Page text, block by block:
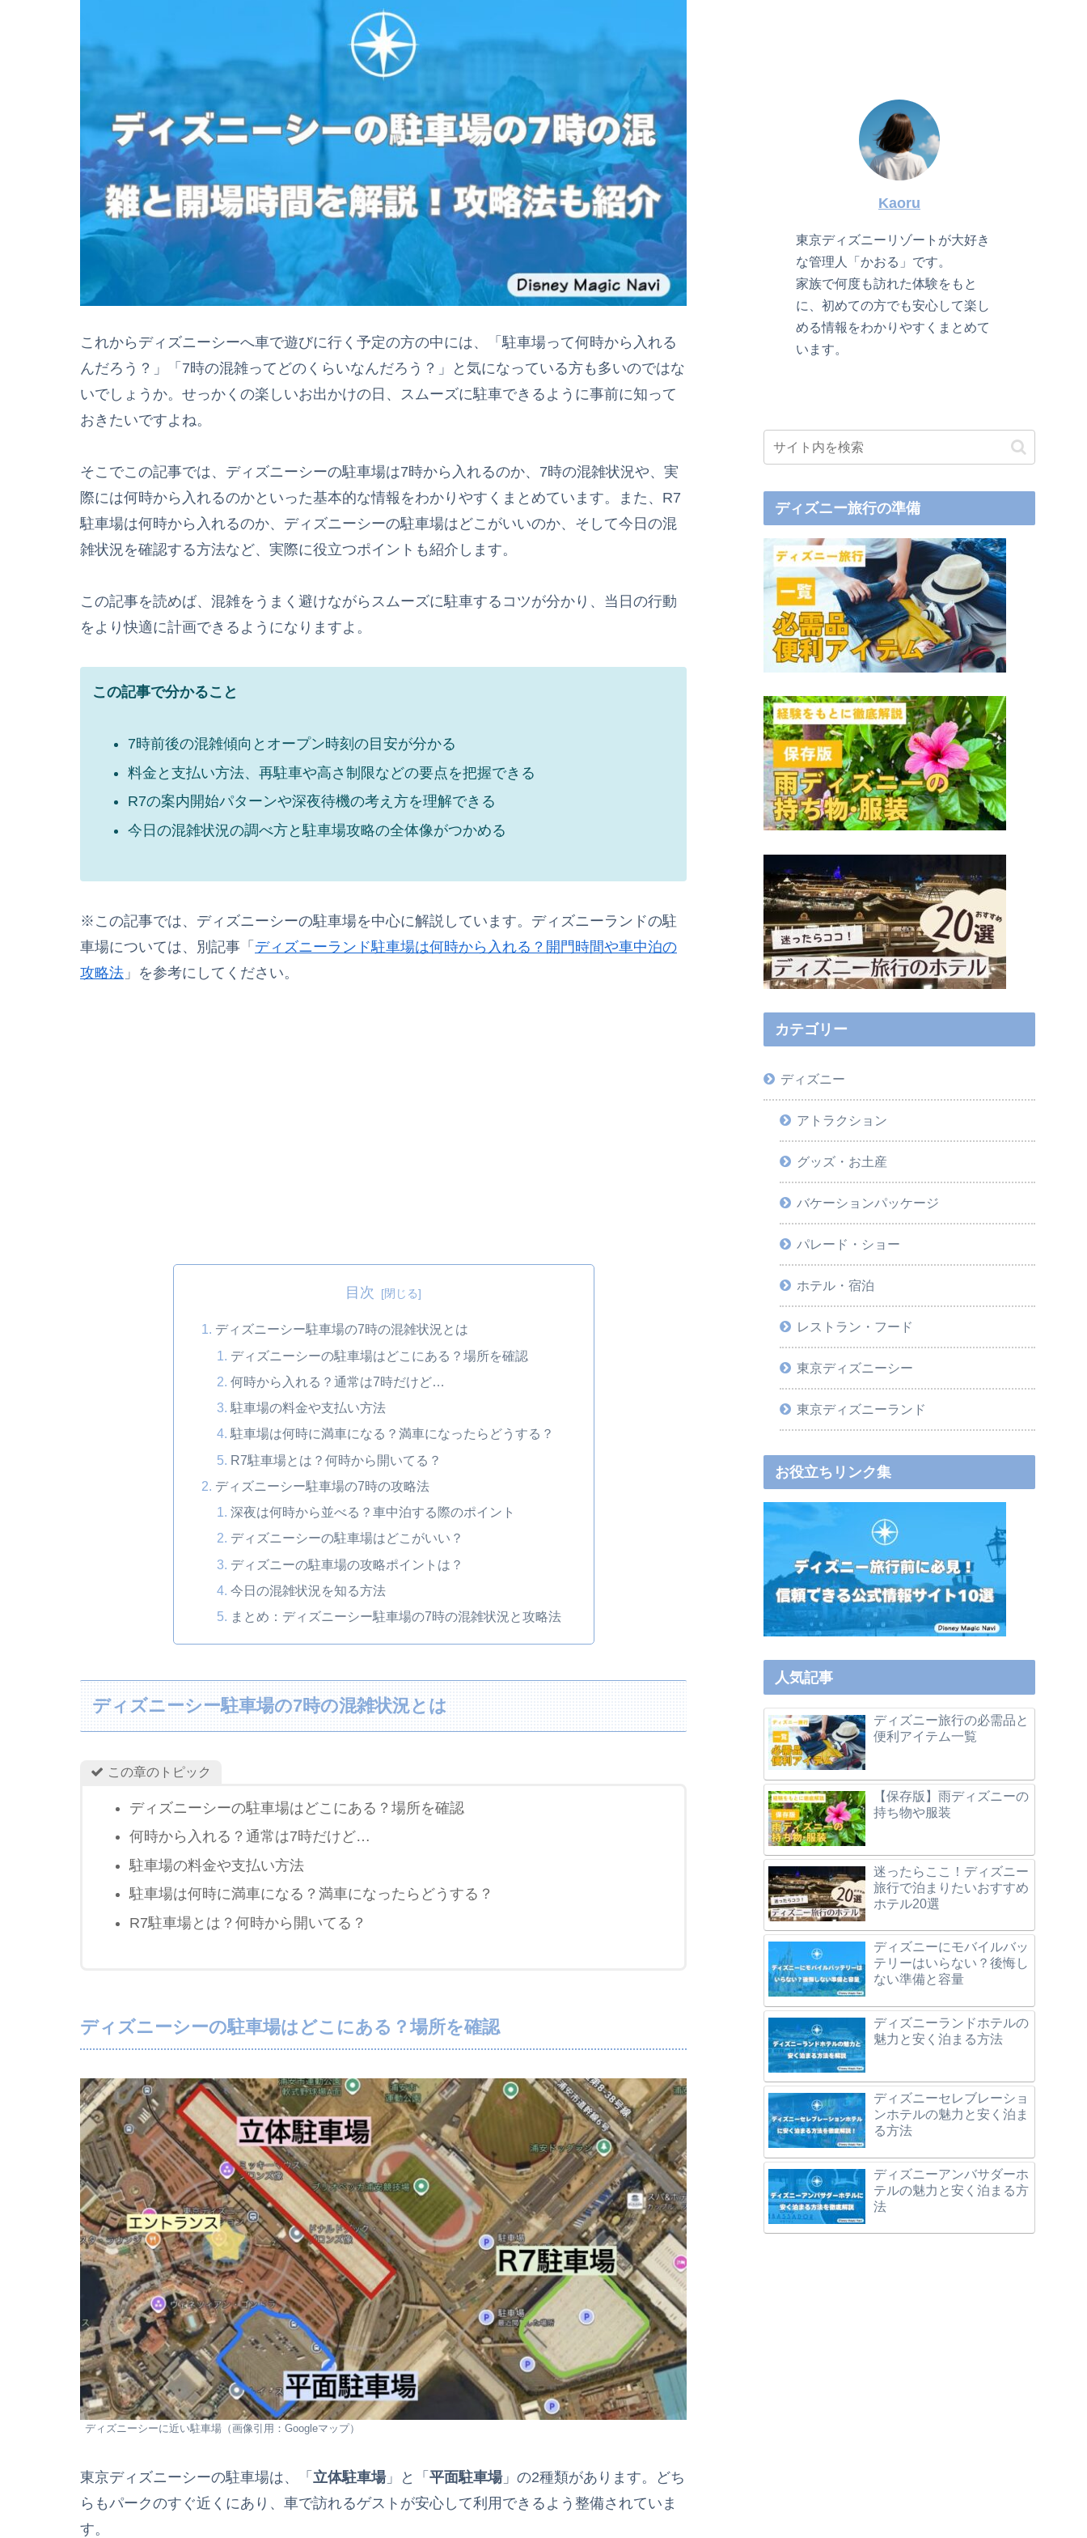
これからディズニーシーへ車で遊びに行く予定の方の中には、「駐車場って何時から入れる
んだろう？」「7時の混雑ってどのくらいなんだろう？」と気になっている方も多いのではな
いでしょうか。せっかくの楽しいお出かけの日、スムーズに駐車できるように事前に知って
おきたいですよね。
そこでこの記事では、ディズニーシーの駐車場は7時から入れるのか、7時の混雑状況や、実
際には何時から入れるのかといった基本的な情報をわかりやすくまとめています。また、R7
駐車場は何時から入れるのか、ディズニーシーの駐車場はどこがいいのか、そして今日の混
雑状況を確認する方法など、実際に役立つポイントも紹介します。
この記事を読めば、混雑をうまく避けながらスムーズに駐車するコツが分かり、当日の行動
をより快適に計画できるようになりますよ。
この記事で分かること
7時前後の混雑傾向とオープン時刻の目安が分かる
料金と支払い方法、再駐車や高さ制限などの要点を把握できる
R7の案内開始パターンや深夜待機の考え方を理解できる
今日の混雑状況の調べ方と駐車場攻略の全体像がつかめる
※この記事では、ディズニーシーの駐車場を中心に解説しています。ディズニーランドの駐
車場については、別記事「 ディズニーランド駐車場は何時から入れる？開門時間や車中泊の
攻略法 」を参考にしてください。
目次
ディズニーシー駐車場の7時の混雑状況とは
ディズニーシーの駐車場はどこにある？場所を確認
何時から入れる？通常は7時だけど…
駐車場の料金や支払い方法
駐車場は何時に満車になる？満車になったらどうする？
R7駐車場とは？何時から開いてる？
ディズニーシー駐車場の7時の攻略法
深夜は何時から並べる？車中泊する際のポイント
ディズニーシーの駐車場はどこがいい？
ディズニーの駐車場の攻略ポイントは？
今日の混雑状況を知る方法
まとめ：ディズニーシー駐車場の7時の混雑状況と攻略法
ディズニーシー駐車場の7時の混雑状況とは
この章のトピック
ディズニーシーの駐車場はどこにある？場所を確認
何時から入れる？通常は7時だけど…
駐車場の料金や支払い方法
駐車場は何時に満車になる？満車になったらどうする？
R7駐車場とは？何時から開いてる？
ディズニーシーの駐車場はどこにある？場所を確認
ディズニーシーに近い駐車場（画像引用：Googleマップ）
東京ディズニーシーの駐車場は、「 立体駐車場」と「 平面駐車場」の2種類があります。どち
らもパークのすぐ近くにあり、車で訪れるゲストが安心して利用できるよう整備されていま
す。
Kaoru
東京ディズニーリゾートが大好き
な管理人「かおる」です。
家族で何度も訪れた体験をもと
に、初めての方でも安心して楽し
める情報をわかりやすくまとめて
います。
ディズニー旅行の準備
カテゴリー
ディズニー
アトラクション
グッズ・お土産
バケーションパッケージ
パレード・ショー
ホテル・宿泊
レストラン・フード
東京ディズニーシー
東京ディズニーランド
お役立ちリンク集
人気記事
ディズニー旅行の必需品と
便利アイテム一覧
【保存版】雨ディズニーの
持ち物や服装
迷ったらここ！ディズニー
旅行で泊まりたいおすすめ
ホテル20選
ディズニーにモバイルバッ
テリーはいらない？後悔し
ない準備と容量
ディズニーランドホテルの
魅力と安く泊まる方法
ディズニーセレブレーショ
ンホテルの魅力と安く泊ま
る方法
ディズニーアンバサダーホ
テルの魅力と安く泊まる方
法